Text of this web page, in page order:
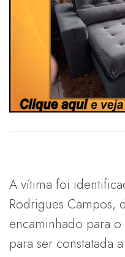
A vítima foi
Rodrigues Campos,
encaminhado para o
para ser constatada